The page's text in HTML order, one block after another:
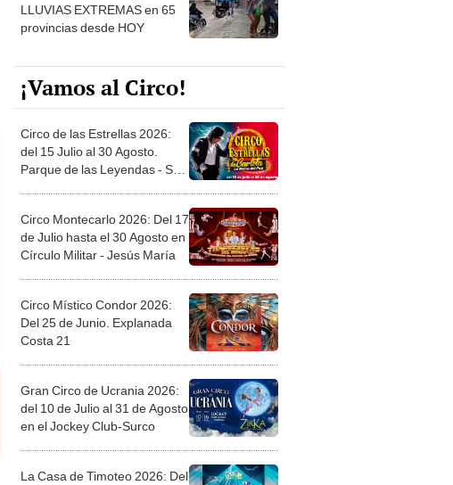
LLUVIAS EXTREMAS en 65
provincias desde HOY
¡Vamos al Circo!
Circo de las Estrellas 2026:
del 15 Julio al 30 Agosto.
Parque de las Leyendas - San
Circo Montecarlo 2026: Del 17
de Julio hasta el 30 Agosto en
Círculo Militar - Jesús María
Circo Místico Condor 2026:
Del 25 de Junio. Explanada
Costa 21
Gran Circo de Ucrania 2026:
del 10 de Julio al 31 de Agosto
en el Jockey Club-Surco
La Casa de Timoteo 2026: Del